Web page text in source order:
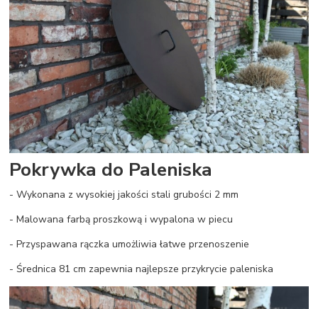
Pokrywka do Paleniska
- Wykonana z wysokiej jakości stali grubości 2 mm
- Malowana farbą proszkową i wypalona w piecu
- Przyspawana rączka umożliwia łatwe przenoszenie
- Średnica 81 cm zapewnia najlepsze przykrycie paleniska